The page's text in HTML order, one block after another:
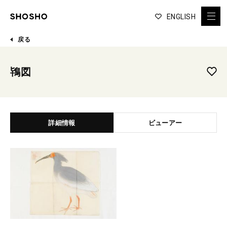
ENGLISH
戻る
鴇図
詳細情報 ビューアー